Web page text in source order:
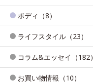
ボディ（8）
ライフスタイル（23）
コラム&エッセイ（182）
お買い物情報（10）